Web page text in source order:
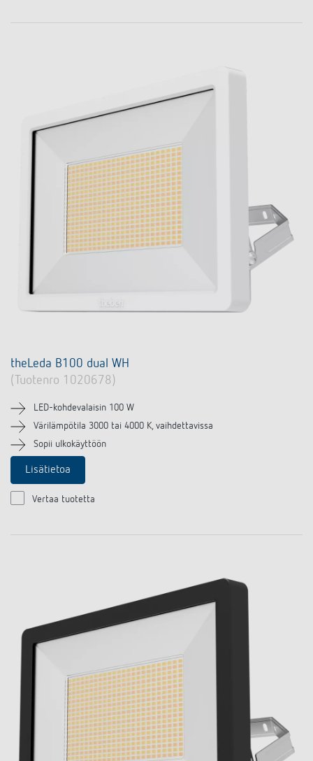
theLeda B100 dual WH
(Tuotenro 1020678)
LED-kohdevalaisin 100 W
Värilämpötila 3000 tai 4000 K, vaihdettavissa
Sopii ulkokäyttöön
Lisätietoa
Vertaa tuotetta